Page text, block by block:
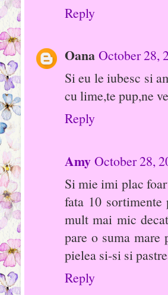
Reply
Oana October 28,
Si eu le iubesc si
cu lime,te pup,ne
Reply
Amy October 28,
Si mie imi plac
fata 10
mult mai mic
pare o suma mare
pielea si-si si
Reply